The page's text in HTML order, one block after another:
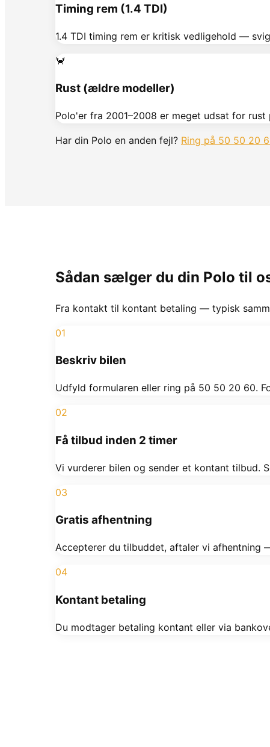
Timing rem (1.4 TDI)
1.4 TDI timing rem er kritisk vedligehold —
🦀
Rust (ældre modeller)
Polo'er fra 2001–2008 er meget udsat for
Har din Polo en anden fejl? Ring på 50 50 20
Sådan sælger du din Polo til
Fra kontakt til kontant betaling — typisk
01
Beskriv bilen
Udfyld formularen eller ring på 50 50 20 60.
02
Få tilbud inden 2 timer
Vi vurderer bilen og sender et kontant tilbud.
03
Gratis afhentning
Accepterer du tilbuddet, aftaler vi afhentning
04
Kontant betaling
Du modtager betaling kontant eller via